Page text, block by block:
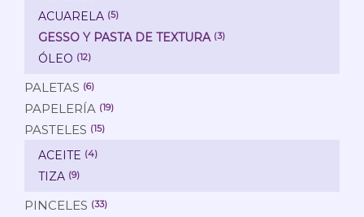
ACUARELA (5)
GESSO Y PASTA DE TEXTURA (3)
ÓLEO (12)
PALETAS (6)
PAPELERÍA (19)
PASTELES (15)
ACEITE (4)
TIZA (9)
PINCELES (33)